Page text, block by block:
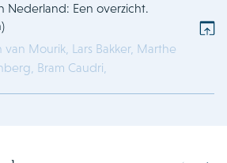
Nederland: Een overzicht.
van Mourik, Lars Bakker, Marthe
Bram Caudri,